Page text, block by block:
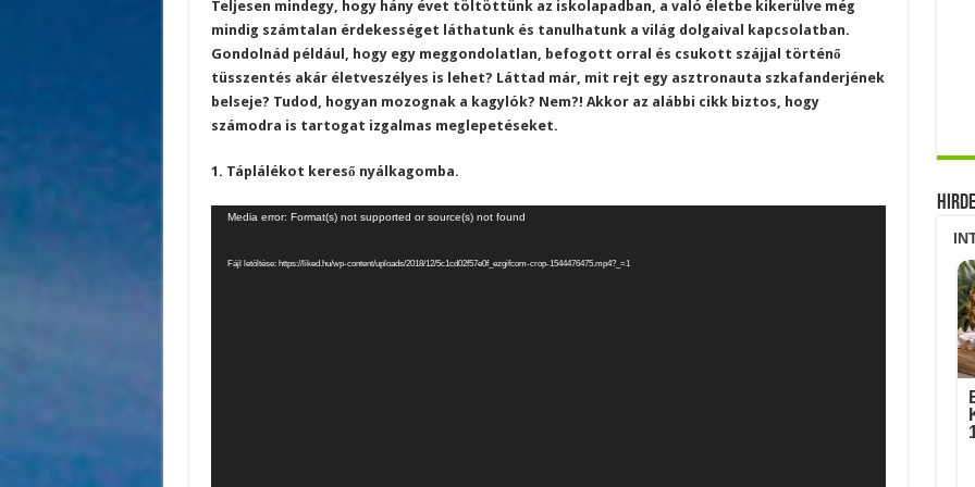
Teljesen mindegy, hogy hány évet töltöttünk az iskolapadban, a való életbe kikerülve még
mindig számtalan érdekességet láthatunk és tanulhatunk a világ dolgaival kapcsolatban.
Gondolnád például, hogy egy meggondolatlan, befogott orral és csukott szájjal történő
tüsszentés akár életveszélyes is lehet? Láttad már, mit rejt egy asztronauta szkafanderjének
belseje? Tudod, hogyan mozognak a kagylók? Nem?! Akkor az alábbi cikk biztos, hogy
számodra is tartogat izgalmas meglepetéseket.
1. Táplálékot kereső nyálkagomba.
Videólejátszó
Media error: Format(s) not supported or source(s) not found
Fájl letöltése: https://liked.hu/wp-content/uploads/2018/12/5c1cd02f57e0f_ezgifcom-crop-1544476475.mp4?_=1